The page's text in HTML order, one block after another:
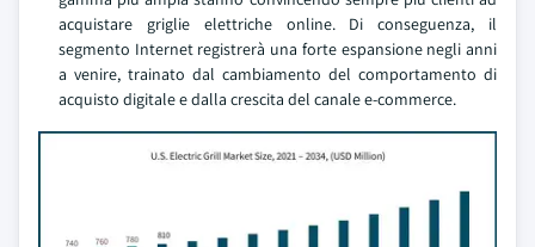
acquistare griglie elettriche online. Di conseguenza, il
segmento Internet registrerà una forte espansione negli anni
a venire, trainato dal cambiamento del comportamento di
acquisto digitale e dalla crescita del canale e-commerce.